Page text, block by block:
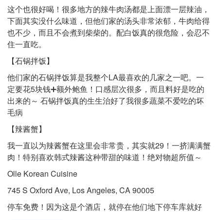
这个也很好喝！很多地方的辣牛肉汤都是上面漂一层辣油，
下面其实没什么味道，但他们家的汤头非常浓郁，牛肉给得
也不少，而且不会煮到柴柴的。配白饭真的很危险，会忍不
住一直吃。
【石锅拌饭】
他们家的石锅拌饭算是我整个LA最喜欢的几家之一吧。一
定要花5块钱➕额外鲍鱼！口感层次很多，而且料好是吃的
出来的～ 石锅拌饭真的生生治好了我很多蔬菜不爱吃的坏
毛病
【辣酱蟹】
我一直以为辣酱蟹在这里会非常贵，其实就29！一挤满满蟹
肉！特别喜欢韩式辣酱这种带甜的味道！绝对物超所值～
Olle Korean Cuisine
745 S Oxford Ave, Los Angeles, CA 90005
停车免费！因为这是个酒店，就停在他们地下停车库就好